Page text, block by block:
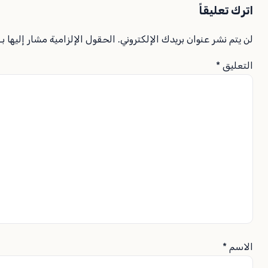
اترك تعليقاً
لن يتم نشر عنوان بريدك الإلكتروني. الحقول الإلزامية مشار إليها
التعليق*
الاسم*